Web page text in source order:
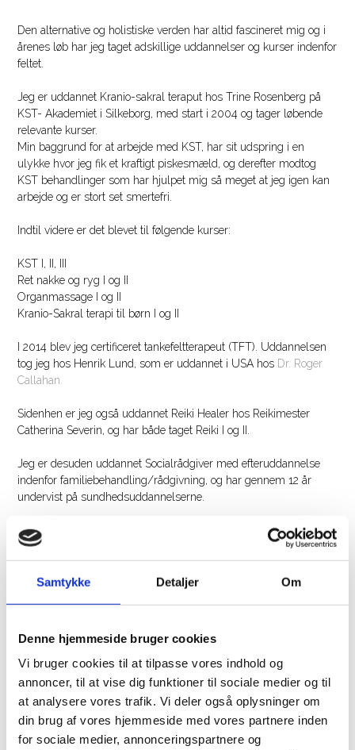
Samtykke Detaljer Om
Denne hjemmeside bruger cookies
Vi bruger cookies til at tilpasse vores indhold og
annoncer, til at vise dig funktioner til sociale medier og til
at analysere vores trafik. Vi deler også oplysninger om
din brug af vores hjemmeside med vores partnere inden
for sociale medier, annonceringspartnere og
Den alternative og holistiske verden har altid fascineret mig og i
årenes løb har jeg taget adskillige uddannelser og kurser indenfor
feltet.
Jeg er uddannet Kranio-sakral teraput hos Trine Rosenberg på
KST- Akademiet i Silkeborg, med start i 2004 og tager løbende
relevante kurser.
Min baggrund for at arbejde med KST, har sit udspring i en
ulykke hvor jeg fik et kraftigt piskesmæld, og derefter modtog
KST behandlinger som har hjulpet mig så meget at jeg igen kan
arbejde og er stort set smertefri.
Indtil videre er det blevet til følgende kurser:
KST I, II, III
Ret nakke og ryg I og II
Organmassage I og II
Kranio-Sakral terapi til børn I og II
I 2014 blev jeg certificeret tankefeltterapeut (TFT). Uddannelsen
tog jeg hos Henrik Lund, som er uddannet i USA hos Dr. Roger
Callahan.
Sidenhen er jeg også uddannet Reiki Healer hos Reikimester
Catherina Severin, og har både taget Reiki I og II.
Jeg er desuden uddannet Socialrådgiver med efteruddannelse
indenfor familiebehandling/rådgivning, og har gennem 12 år
undervist på sundhedsuddannelserne.
Du er velkommen til at kigge rundt på hjemmesiden og få mere
viden om behandlingerne, og har du allerede besluttet dig for en
behandling, så kontakt mig og så finder vi sammen en tid til dig.